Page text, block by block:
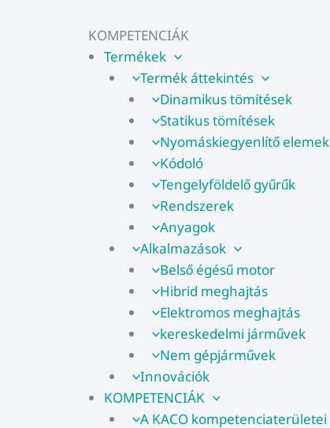
KOMPETENCIÁK
Termékek
Termék áttekintés
Dinamikus tömítések
Statikus tömítések
Nyomáskiegyenlítő elemek
Kódoló
Tengelyföldelő gyűrűk
Rendszerek
Anyagok
Alkalmazások
Belső égésű motor
Hibrid meghajtás
Elektromos meghajtás
kereskedelmi járművek
Nem gépjárművek
Innovációk
KOMPETENCIÁK
A KACO kompetenciaterületei